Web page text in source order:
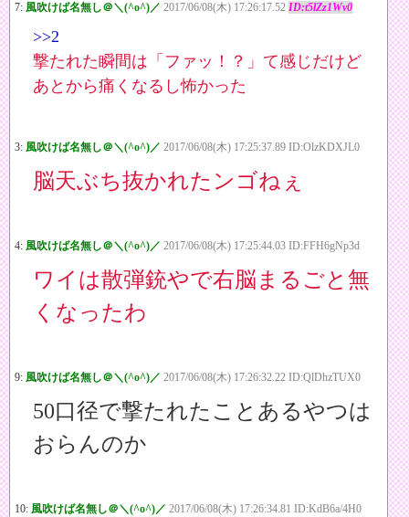
7: 風吹けば名無し＠＼(^o^)／ 2017/06/08(木) 17:26:17.52 ID:t5lZz1Wv0
>>2
撃たれた瞬間は「ファッ！？」て感じだけど
あとから痛くなるし怖かった
3: 風吹けば名無し＠＼(^o^)／ 2017/06/08(木) 17:25:37.89 ID:OlzKDXJL0
脳天ぶち抜かれたンゴねぇ
4: 風吹けば名無し＠＼(^o^)／ 2017/06/08(木) 17:25:44.03 ID:FFH6gNp3d
ワイは散弾銃やで右脳まるごと無
くなったわ
9: 風吹けば名無し＠＼(^o^)／ 2017/06/08(木) 17:26:32.22 ID:QlDhzTUX0
50口径で撃たれたことあるやつは
おらんのか
10: 風吹けば名無し＠＼(^o^)／ 2017/06/08(木) 17:26:34.81 ID:KdB6a/4H0